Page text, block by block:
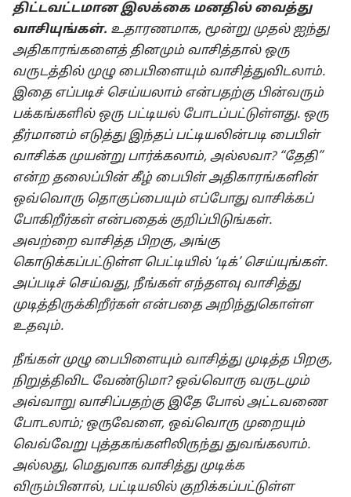
திட்டவட்டமான இலக்கை மனதில் வைத்து
வாசியுங்கள். உதாரணமாக, மூன்று முதல் ஐந்து
அதிகாரங்களைத் தினமும் வாசித்தால் ஒரு
வருடத்தில் முழு பைபிளையும் வாசித்துவிடலாம்.
இதை எப்படிச் செய்யலாம் என்பதற்கு பின்வரும்
பக்கங்களில் ஒரு பட்டியல் போடப்பட்டுள்ளது. ஒரு
தீர்மானம் எடுத்து இந்தப் பட்டியலின்படி பைபிள்
வாசிக்க முயன்று பார்க்கலாம், அல்லவா? “தேதி”
என்ற தலைப்பின் கீழ் பைபிள் அதிகாரங்களின்
ஒவ்வொரு தொகுப்பையும் எப்போது வாசிக்கப்
போகிறீர்கள் என்பதைக் குறிப்பிடுங்கள்.
அவற்றை வாசித்த பிறகு, அங்கு
கொடுக்கப்பட்டுள்ள பெட்டியில் ‘டிக்’ செய்யுங்கள்.
அப்படிச் செய்வது, நீங்கள் எந்தளவு வாசித்து
முடித்திருக்கிறீர்கள் என்பதை அறிந்துகொள்ள
உதவும்.
நீங்கள் முழு பைபிளையும் வாசித்து முடித்த பிறகு,
நிறுத்திவிட வேண்டுமா? ஒவ்வொரு வருடமும்
அவ்வாறு வாசிப்பதற்கு இதே போல் அட்டவணை
போடலாம்; ஒருவேளை, ஒவ்வொரு முறையும்
வெவ்வேறு புத்தகங்களிலிருந்து துவங்கலாம்.
அல்லது, மெதுவாக வாசித்து முடிக்க
விரும்பினால், பட்டியலில் குறிக்கப்பட்டுள்ள